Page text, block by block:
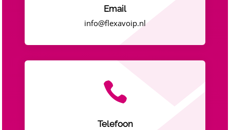
Email
info@flexavoip.nl

Telefoon